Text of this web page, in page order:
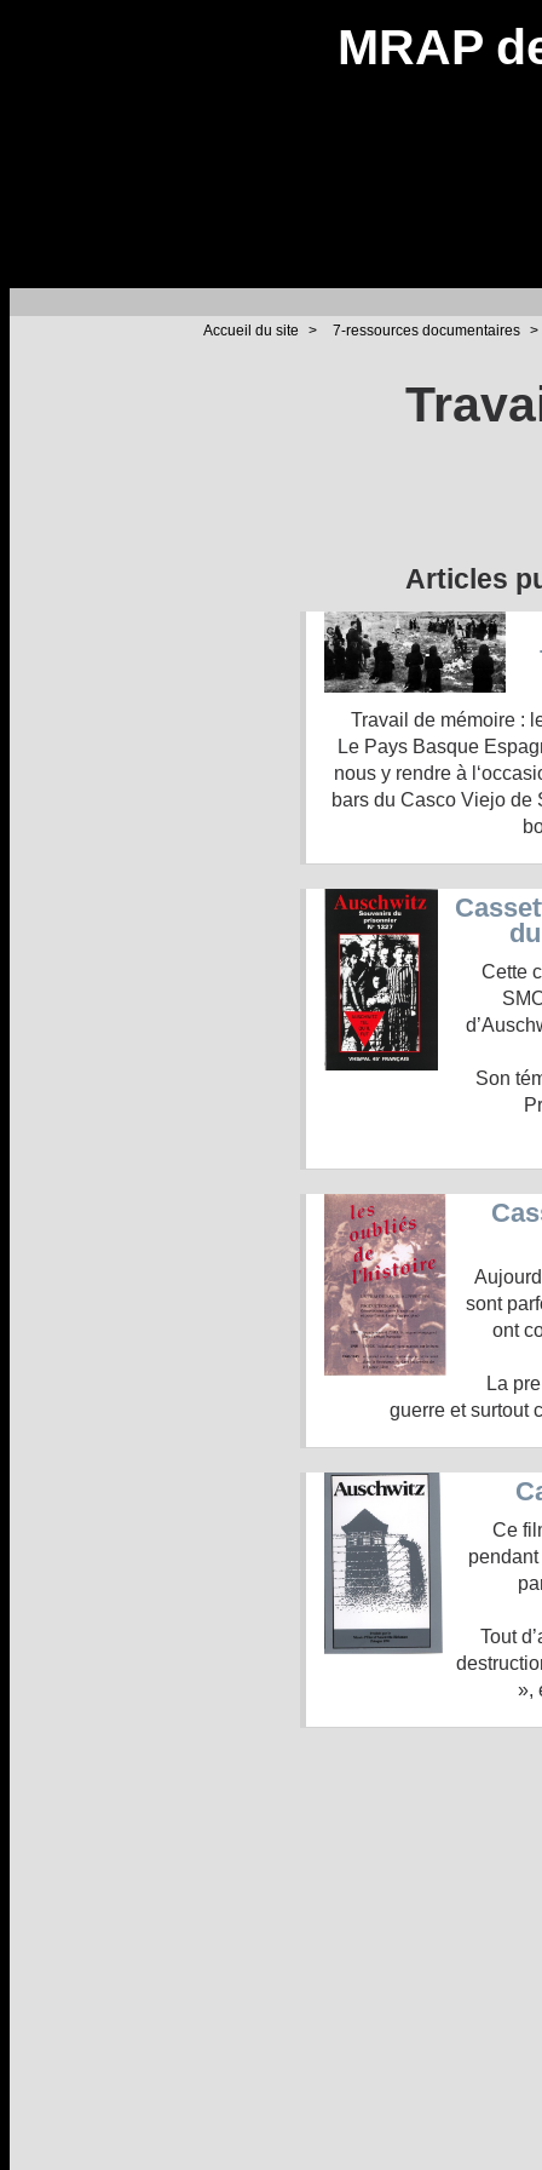
MRAP
Accueil du site > 7-ressources documentaires >
Articles
Travail de mémoire :
Le Pays Basque
nous y rendre à
bars du Casco Viejo de
Cette
Son
sont
ont
La
guerre et surtout
Ce
Tout
»,